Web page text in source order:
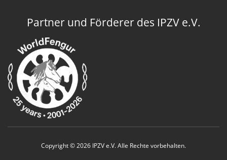
Partner und Förderer des IPZV e.V.
Copyright © 2026 IPZV e.V. Alle Rechte vorbehalten.